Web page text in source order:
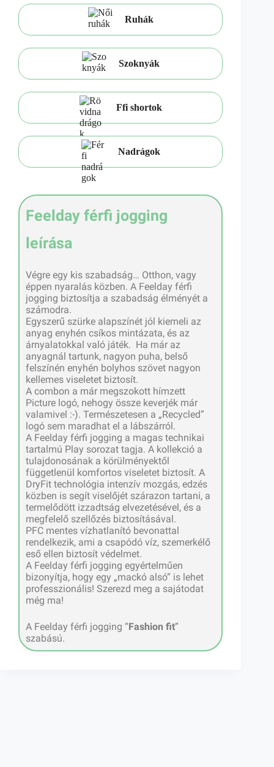
Ruhák
Szoknyák
Ffi shortok
Nadrágok
Feelday férfi jogging
leírása
Végre egy kis szabadság… Otthon, vagy
éppen nyaralás közben. A Feelday férfi
jogging biztosítja a szabadság élményét a
számodra.
Egyszerű szürke alapszínét jól kiemeli az
anyag enyhén csíkos mintázata, és az
árnyalatokkal való játék. Ha már az
anyagnál tartunk, nagyon puha, belső
felszínén enyhén bolyhos szövet nagyon
kellemes viseletet biztosít.
A combon a már megszokott hímzett
Picture logó, nehogy össze keverjék már
valamivel :-). Természetesen a „Recycled”
logó sem maradhat el a lábszárról.
A Feelday férfi jogging a magas technikai
tartalmú Play sorozat tagja. A kollekció a
tulajdonosának a körülményektől
függetlenül komfortos viseletet biztosít. A
DryFit technológia intenzív mozgás, edzés
közben is segít viselőjét szárazon tartani, a
termelődött izzadtság elvezetésével, és a
megfelelő szellőzés biztosításával.
PFC mentes vízhatlanító bevonattal
rendelkezik, ami a csapódó víz, szemerkélő
eső ellen biztosít védelmet.
A Feelday férfi jogging egyértelműen
bizonyítja, hogy egy „mackó alsó” is lehet
professzionális! Szerezd meg a sajátodat
még ma!
A Feelday férfi jogging “Fashion fit”
szabású.